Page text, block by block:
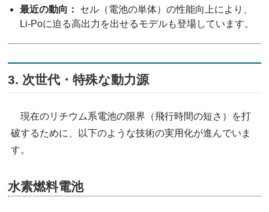
最近の動向：
セル（電池の単体）の性能向上により、
Li-Poに迫る高出力を出せるモデルも登場しています。
3. 次世代・特殊な動力源
現在のリチウム系電池の限界（飛行時間の短さ）を打
破するために、以下のような技術の実用化が進んでいま
す。
水素燃料電池